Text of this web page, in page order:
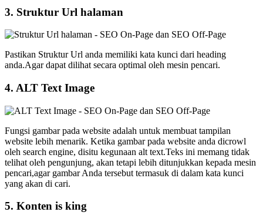
3. Struktur Url halaman
Pastikan Struktur Url anda memiliki kata kunci dari heading
anda.Agar dapat dilihat secara optimal oleh mesin pencari.
4. ALT Text Image
Fungsi gambar pada website adalah untuk membuat tampilan
website lebih menarik. Ketika gambar pada website anda dicrowl
oleh search engine, disitu kegunaan alt text.Teks ini memang tidak
telihat oleh pengunjung, akan tetapi lebih ditunjukkan kepada mesin
pencari,agar gambar Anda tersebut termasuk di dalam kata kunci
yang akan di cari.
5. Konten is king